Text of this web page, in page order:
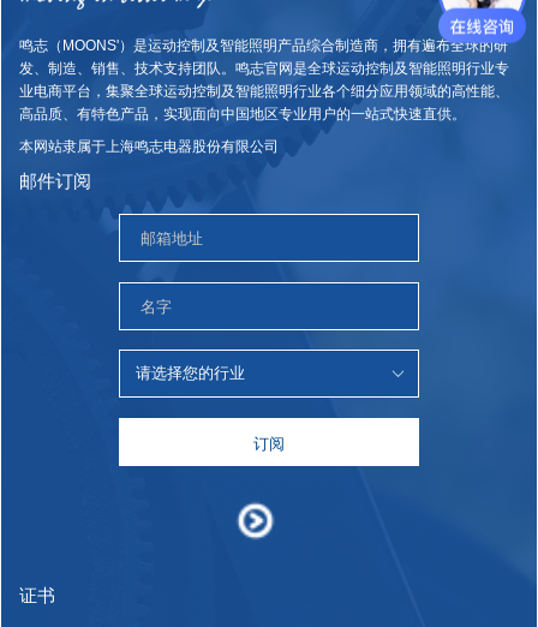
鸣志（MOONS'）是运动控制及智能照明产品综合制造商，拥有遍布全球的研
发、制造、销售、技术支持团队。鸣志官网是全球运动控制及智能照明行业专
业电商平台，集聚全球运动控制及智能照明行业各个细分应用领域的高性能、
高品质、有特色产品，实现面向中国地区专业用户的一站式快速直供。
本网站隶属于上海鸣志电器股份有限公司
邮件订阅
订阅
证书